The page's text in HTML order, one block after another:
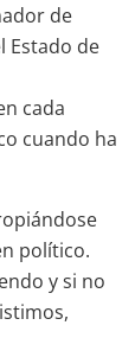
de
Estado de
cada
cuando ha
político.
y si no